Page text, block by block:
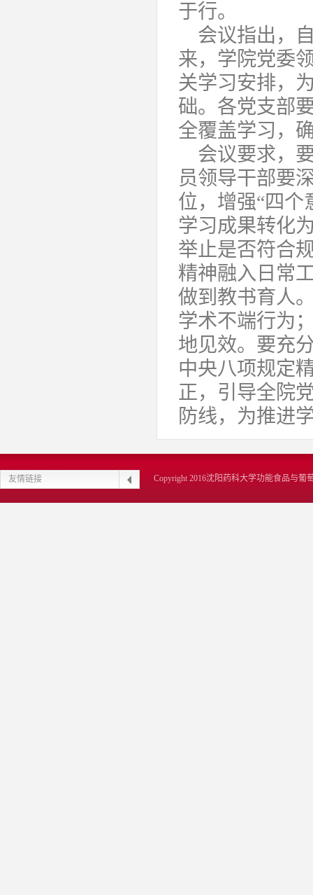
于行。
会议指出，
来，学院党委
关学习安排，
础。各党支部
全覆盖学习，
会议要求，
员领导干部要
位，增强“四个
学习成果转化
举止是否符合
精神融入日常
做到教书育人
学术不端行为
地见效。要充
中央八项规定
正，引导全院
防线，为推进
友情链接 Copyright 2016沈阳药科大学功能食品与葡